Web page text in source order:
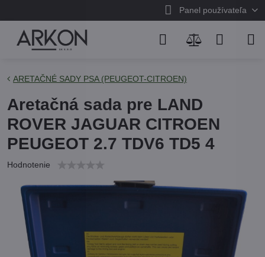
Panel používateľa
ARETAČNÉ SADY PSA (PEUGEOT-CITROEN)
Aretačná sada pre LAND
ROVER JAGUAR CITROEN
PEUGEOT 2.7 TDV6 TD5 4
Hodnotenie